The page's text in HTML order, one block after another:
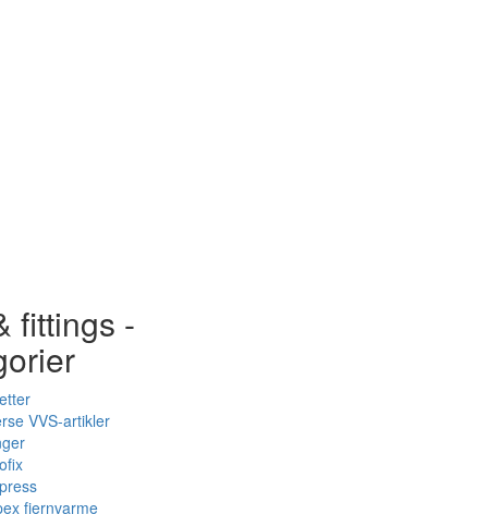
fittings -
VVS-artikler
fjernvarme